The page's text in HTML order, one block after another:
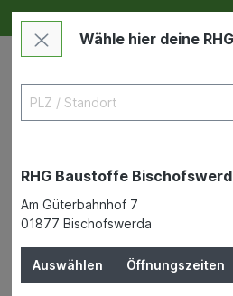
Deine RHG NEU ERLEBEN
Zu "baufas"
Produkte
Wähle hier deine
RHG Baustoffe
Am Güterbahnhof 7
01877 Bischofswerda
Auswählen Öffnungszeiten